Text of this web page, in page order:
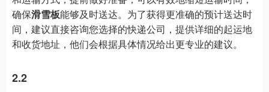
确保滑雪板能够及时送达。为了获得更准确的预计送达时
间，建议直接咨询您选择的快递公司，提供详细的起运地
和收货地址，他们会根据具体情况给出更专业的建议。
2.2